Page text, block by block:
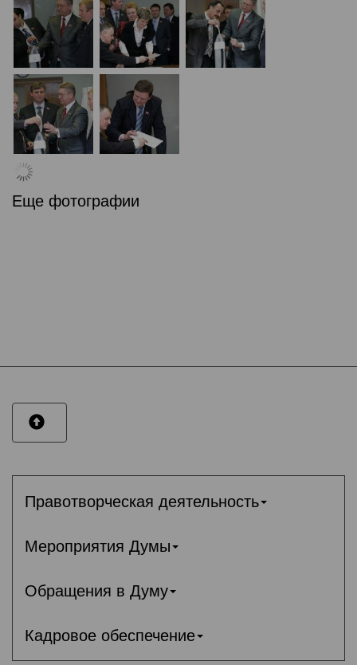
Еще фотографии
Правотворческая деятельность
Мероприятия Думы
Обращения в Думу
Кадровое обеспечение